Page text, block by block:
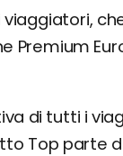
Premium
di tutti i
Top parte